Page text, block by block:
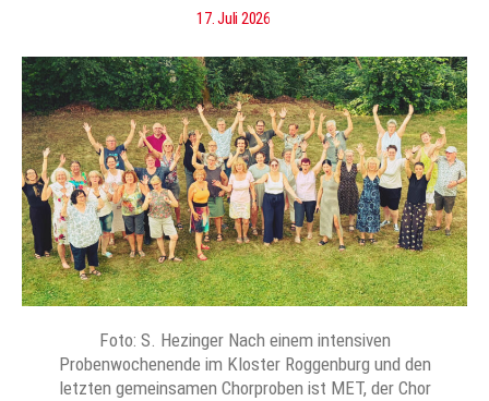
17. Juli 2026
Foto: S. Hezinger Nach einem intensiven
Probenwochenende im Kloster Roggenburg und den
letzten gemeinsamen Chorproben ist MET, der Chor